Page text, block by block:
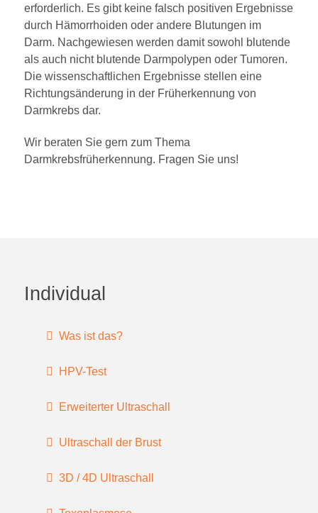
erforderlich. Es gibt keine falsch positiven Ergebnisse
durch Hämorrhoiden oder andere Blutungen im
Darm. Nachgewiesen werden damit sowohl blutende
als auch nicht blutende Darmpolypen oder Tumoren.
Die wissenschaftlichen Ergebnisse stellen eine
Richtungsänderung in der Früherkennung von
Darmkrebs dar.
Wir beraten Sie gern zum Thema
Darmkrebsfrüherkennung. Fragen Sie uns!
Individual
Was ist das?
HPV-Test
Erweiterter Ultraschall
Ultraschall der Brust
3D / 4D Ultraschall